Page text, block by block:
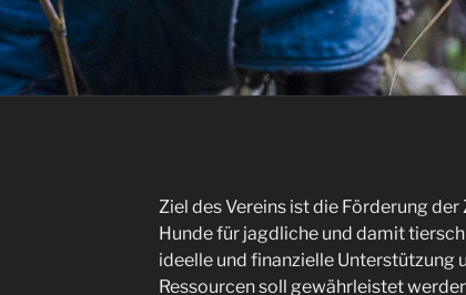
Ziel des Vereins ist die Förderung
Hunde für jagdliche und damit
ideelle und finanzielle Unterstützung
Ressourcen soll gewährleistet